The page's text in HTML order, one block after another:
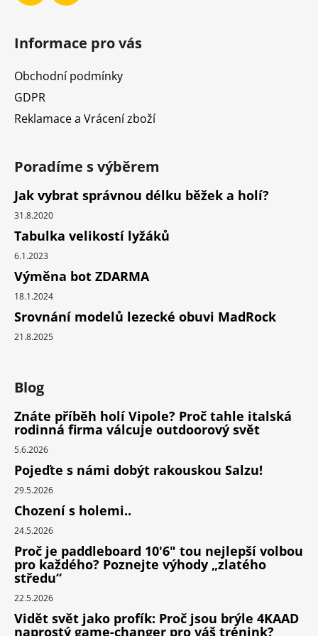
Informace pro vás
Obchodní podmínky
GDPR
Reklamace a Vrácení zboží
Poradíme s výběrem
Jak vybrat správnou délku běžek a holí?
31.8.2020
Tabulka velikostí lyžáků
6.1.2023
Výměna bot ZDARMA
18.1.2024
Srovnání modelů lezecké obuvi MadRock
21.8.2025
Blog
Znáte příběh holí Vipole? Proč tahle italská
rodinná firma válcuje outdoorový svět
5.6.2026
Pojeďte s námi dobýt rakouskou Salzu!
29.5.2026
Chození s holemi..
24.5.2026
Proč je paddleboard 10'6" tou nejlepší volbou
pro každého? Poznejte výhody „zlatého
středu“
22.5.2026
Vidět svět jako profík: Proč jsou brýle 4KAAD
naprostý game-changer pro váš trénink?